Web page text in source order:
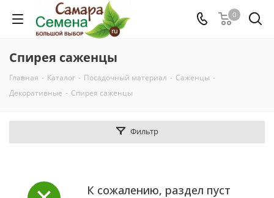
0
Спирея саженцы
Главная - Каталог - Посадочный материал - Саженцы -
Декоративные - Спирея саженцы
Фильтр
К сожалению, раздел пуст